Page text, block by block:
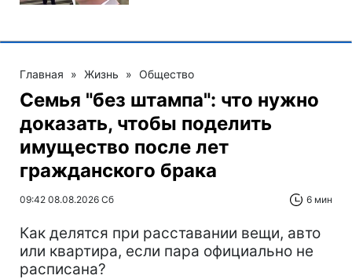
Главная » Жизнь » Общество
Семья "без штампа": что нужно
доказать, чтобы поделить
имущество после лет
гражданского брака
09:42 08.08.2026 Сб 6 мин
Как делятся при расставании вещи, авто
или квартира, если пара официально не
расписана?